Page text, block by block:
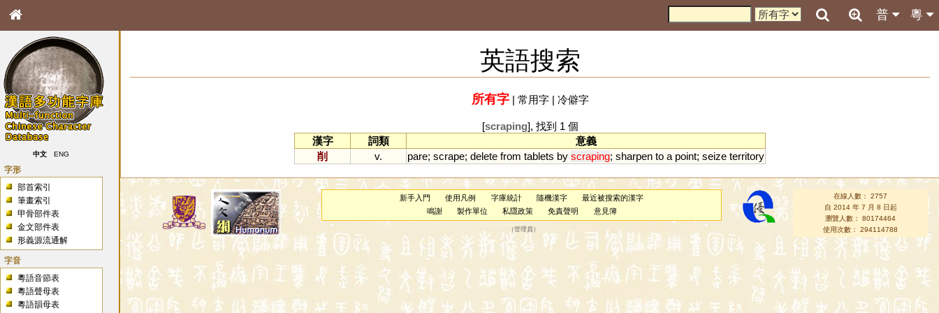
粵
普
中文 ENG
字形
部首索引
筆畫索引
甲骨部件表
金文部件表
形義源流通解
字音
粵語音節表
粵語聲母表
粵語韻母表
英語搜索
所有字| 常用字| 冷僻字
[scraping], 找到 1 個
漢字
詞類
意義
削
v. pare; scrape; delete from tablets by scraping; sharpen to a point; seize territory
新手入門 使用凡例 字庫統計 隨機漢字
最近被搜索的漢字
鳴謝
製作單位 私隱政策 免責聲明 意見簿
（管理員 ）
在線人數： 2757
自 2014 年 7 月 8 日起
瀏覽人數： 80174464
使用次數： 294114788